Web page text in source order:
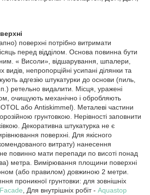
поверхні потрібно витримати
перед відділом. Основа повинна бути
« Висоли», відшарування, шпалери,
видів, непропорційні усипані ділянки та
адгезію штукатурки до основи (пиль,
ретельно видалити. Місця, уражені
очищують механічно і обробляють
або Antiskimmel). Металеві частини
грунтовкою. Нерівності заповнити
Декоративна штукатурка не є
поверхні. Для якісного
витрату) нанесення
повинно мати перепади по висоті понад
метра. Вимірювання площини поверхні
(або правилом) довжиною 2 метри.
проникної грунтовки: для зовнішніх
, Для внутрішніх робіт - Aquastop